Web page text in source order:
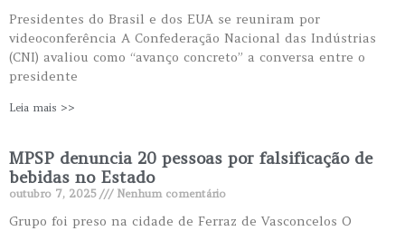
Presidentes do Brasil e dos EUA se reuniram por
videoconferência A Confederação Nacional das Indústrias
(CNI) avaliou como “avanço concreto” a conversa entre o
presidente
Leia mais >>
MPSP denuncia 20 pessoas por falsificação de
bebidas no Estado
outubro 7, 2025 Nenhum comentário
Grupo foi preso na cidade de Ferraz de Vasconcelos O